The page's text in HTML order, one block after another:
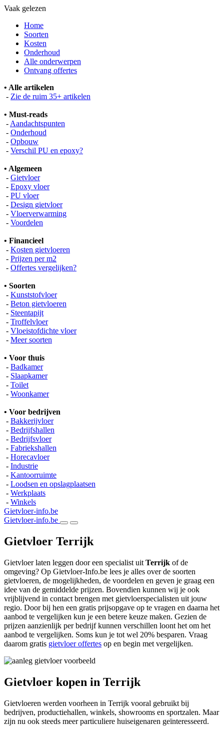
Vaak gelezen
Home
Soorten
Kosten
Onderhoud
Alle onderwerpen
Ontvang offertes
• Alle artikelen
- Zie de ruim 35+ artikelen
• Must-reads
- Aandachtspunten
- Onderhoud
- Opbouw
- Verschil PU en epoxy?
• Algemeen
- Gietvloer
- Epoxy vloer
- PU vloer
- Design gietvloer
- Vloerverwarming
- Voordelen
• Financieel
- Kosten gietvloeren
- Prijzen per m2
- Offertes vergelijken?
• Soorten
- Kunststofvloer
- Beton gietvloeren
- Steentapijt
- Troffelvloer
- Vloeistofdichte vloer
- Meer soorten
• Voor thuis
- Badkamer
- Slaapkamer
- Toilet
- Woonkamer
• Voor bedrijven
- Bakkerijvloer
- Bedrijfshallen
- Bedrijfsvloer
- Fabriekshallen
- Horecavloer
- Industrie
- Kantoorruimte
- Loodsen en opslagplaatsen
- Werkplaats
- Winkels
Gietvloer-info.be
Gietvloer-info.be
Gietvloer Terrijk
Gietvloer laten leggen door een specialist uit Terrijk of de
omgeving? Op Gietvloer-Info.be lees je alles over de soorten
gietvloeren, de mogelijkheden, de voordelen en geven je graag een
idee van de gemiddelde prijzen. Bovendien kunnen wij je ook
vrijblijvend in contact brengen met gietvloerspecialisten uit jouw
regio. Door bij hen een gratis prijsopgave op te vragen en daarna het
aanbod te vergelijken kun je een betere keuze maken. Gezien de
prijzen aanzienlijk per bedrijf kunnen verschillen loont het om het
aanbod te vergelijken. Soms kun je tot wel 20% besparen. Vraag
daarom gratis gietvloer offertes op en begin met vergelijken.
Gietvloer kopen in Terrijk
Gietvloeren werden voorheen in Terrijk vooral gebruikt bij
bedrijven, productiehallen, winkels, showrooms en sportzalen. Maar
zijn nu ook steeds meer particuliere huiseigenaren geïnteresseerd.